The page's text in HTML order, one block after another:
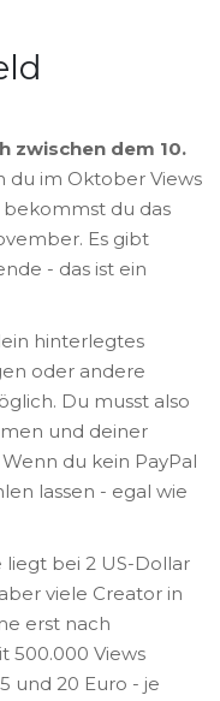
zwischen dem 10.
du im Oktober Views
du das
Es gibt
- das ist ein
hinterlegtes
oder andere
Du musst also
und deiner
du kein PayPal
lassen - egal wie
liegt bei 2 US-Dollar
viele Creator in
erst nach
500.000 Views
und 20 Euro - je